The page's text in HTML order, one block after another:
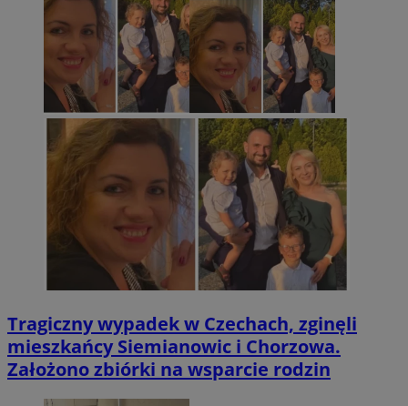
Tragiczny wypadek w Czechach, zginęli
mieszkańcy Siemianowic i Chorzowa.
Założono zbiórki na wsparcie rodzin